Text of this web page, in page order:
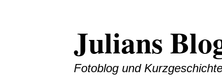
Julians
Fotoblog und